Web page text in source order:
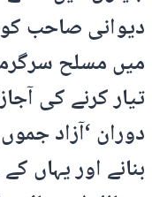
دیوانی صاحب کو
میں مسلح
تیار کرنے کی
دوران ‘آزاد
بنانے اور یہاں